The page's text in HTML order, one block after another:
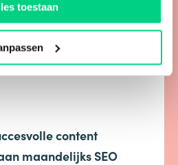
toestaan
content
maandelijks SEO